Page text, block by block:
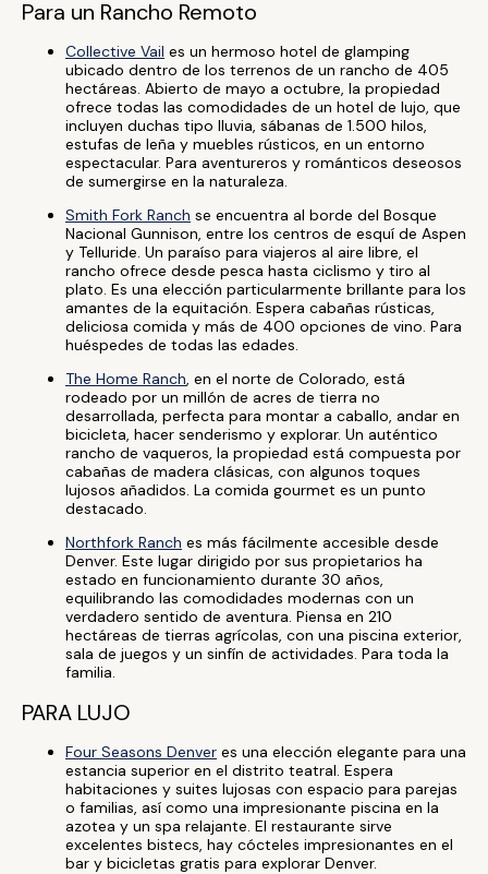
Para un Rancho Remoto
Collective Vail es un hermoso hotel de glamping
ubicado dentro de los terrenos de un rancho de 405
hectáreas. Abierto de mayo a octubre, la propiedad
ofrece todas las comodidades de un hotel de lujo, que
incluyen duchas tipo lluvia, sábanas de 1.500 hilos,
estufas de leña y muebles rústicos, en un entorno
espectacular. Para aventureros y románticos deseosos
de sumergirse en la naturaleza.
Smith Fork Ranch se encuentra al borde del Bosque
Nacional Gunnison, entre los centros de esquí de Aspen
y Telluride. Un paraíso para viajeros al aire libre, el
rancho ofrece desde pesca hasta ciclismo y tiro al
plato. Es una elección particularmente brillante para los
amantes de la equitación. Espera cabañas rústicas,
deliciosa comida y más de 400 opciones de vino. Para
huéspedes de todas las edades.
The Home Ranch, en el norte de Colorado, está
rodeado por un millón de acres de tierra no
desarrollada, perfecta para montar a caballo, andar en
bicicleta, hacer senderismo y explorar. Un auténtico
rancho de vaqueros, la propiedad está compuesta por
cabañas de madera clásicas, con algunos toques
lujosos añadidos. La comida gourmet es un punto
destacado.
Northfork Ranch es más fácilmente accesible desde
Denver. Este lugar dirigido por sus propietarios ha
estado en funcionamiento durante 30 años,
equilibrando las comodidades modernas con un
verdadero sentido de aventura. Piensa en 210
hectáreas de tierras agrícolas, con una piscina exterior,
sala de juegos y un sinfín de actividades. Para toda la
familia.
PARA LUJO
Four Seasons Denver es una elección elegante para una
estancia superior en el distrito teatral. Espera
habitaciones y suites lujosas con espacio para parejas
o familias, así como una impresionante piscina en la
azotea y un spa relajante. El restaurante sirve
excelentes bistecs, hay cócteles impresionantes en el
bar y bicicletas gratis para explorar Denver.